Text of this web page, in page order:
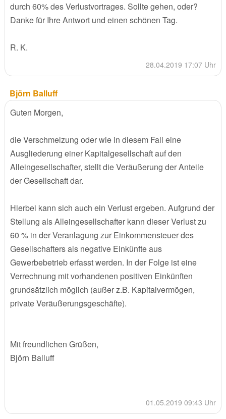
durch 60% des Verlustvortrages. Sollte gehen, oder?
Danke für Ihre Antwort und einen schönen Tag.
R. K.
28.04.2019 17:07 Uhr
Björn Balluff
Guten Morgen,
die Verschmelzung oder wie in diesem Fall eine
Ausgliederung einer Kapitalgesellschaft auf den
Alleingesellschafter, stellt die Veräußerung der Anteile
der Gesellschaft dar.
Hierbei kann sich auch ein Verlust ergeben. Aufgrund der
Stellung als Alleingesellschafter kann dieser Verlust zu
60 % in der Veranlagung zur Einkommensteuer des
Gesellschafters als negative Einkünfte aus
Gewerbebetrieb erfasst werden. In der Folge ist eine
Verrechnung mit vorhandenen positiven Einkünften
grundsätzlich möglich (außer z.B. Kapitalvermögen,
private Veräußerungsgeschäfte).
Mit freundlichen Grüßen,
Björn Balluff
01.05.2019 09:43 Uhr